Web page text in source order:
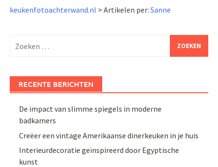
keukenfotoachterwand.nl > Artikelen per: Sanne
naar:
RECENTE BERICHTEN
De impact van slimme spiegels in moderne
badkamers
Creëer een vintage Amerikaanse dinerkeuken in je huis
Interieurdecoratie geïnspireerd door Egyptische
kunst